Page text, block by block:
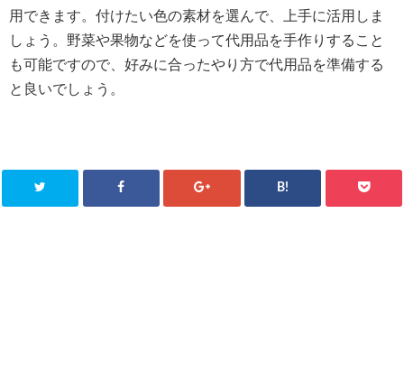
用できます。付けたい色の素材を選んで、上手に活用しま
しょう。野菜や果物などを使って代用品を手作りすること
も可能ですので、好みに合ったやり方で代用品を準備する
と良いでしょう。
B!